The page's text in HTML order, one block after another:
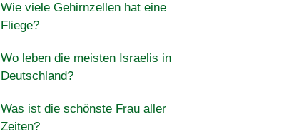
Wie viele Gehirnzellen hat eine
Fliege?
Wo leben die meisten Israelis in
Deutschland?
Was ist die schönste Frau aller
Zeiten?